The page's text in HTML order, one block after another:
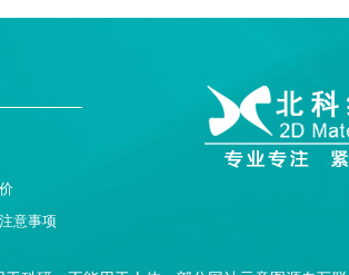
意事项